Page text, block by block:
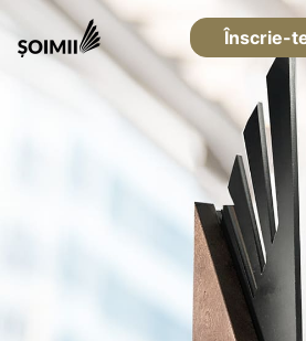
Înscrie-